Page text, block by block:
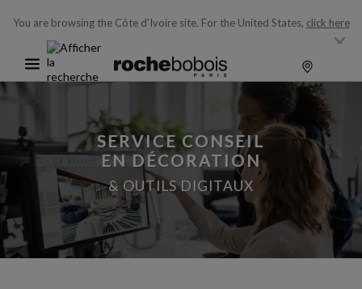
You are browsing the Côte d’Ivoire site. For the United States, click here
SERVICE CONSEIL
EN DÉCORATION
& OUTILS DIGITAUX